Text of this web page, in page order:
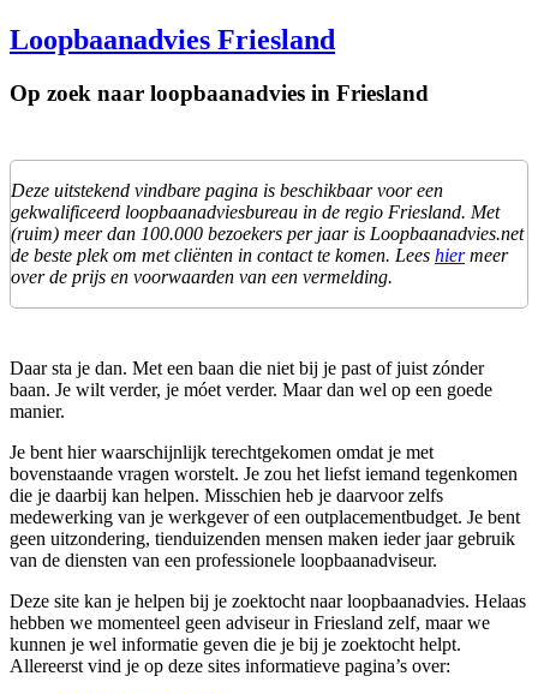
Loopbaanadvies Friesland
Op zoek naar loopbaanadvies in Friesland
Deze uitstekend vindbare pagina is beschikbaar voor een
gekwalificeerd loopbaanadviesbureau in de regio Friesland. Met
(ruim) meer dan 100.000 bezoekers per jaar is Loopbaanadvies.net
de beste plek om met cliënten in contact te komen. Lees hiermeer
over de prijs en voorwaarden van een vermelding.
Daar sta je dan. Met een baan die niet bij je past of juist zónder
baan. Je wilt verder, je móet verder. Maar dan wel op een goede
manier.
Je bent hier waarschijnlijk terechtgekomen omdat je met
bovenstaande vragen worstelt. Je zou het liefst iemand tegenkomen
die je daarbij kan helpen. Misschien heb je daarvoor zelfs
medewerking van je werkgever of een outplacementbudget. Je bent
geen uitzondering, tienduizenden mensen maken ieder jaar gebruik
van de diensten van een professionele loopbaanadviseur.
Deze site kan je helpen bij je zoektocht naar loopbaanadvies. Helaas
hebben we momenteel geen adviseur in Friesland zelf, maar we
kunnen je wel informatie geven die je bij je zoektocht helpt.
Allereerst vind je op deze sites informatieve pagina’s over: